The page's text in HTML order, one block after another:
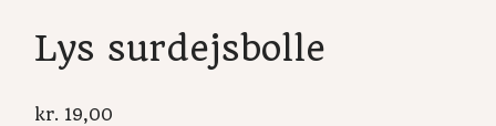
Lys surdejsbolle
kr. 19,00